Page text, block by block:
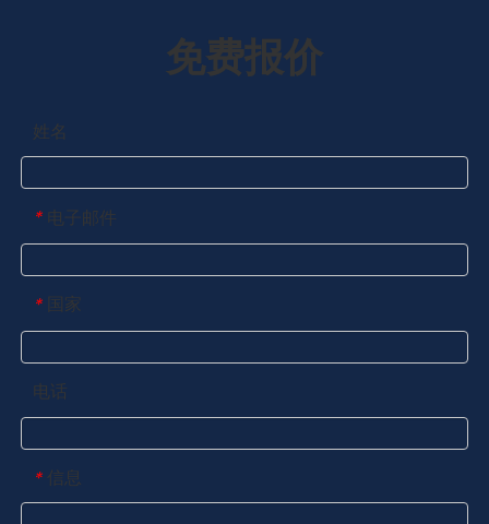
免费报价
姓名
* 电子邮件
* 国家
电话
* 信息